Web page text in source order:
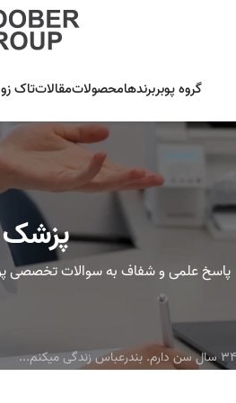
گروه پوبربرندهامحصولاتمقالاتتاک
پزشک
پاسخ علمی و شفاف به سوالات تخصصی